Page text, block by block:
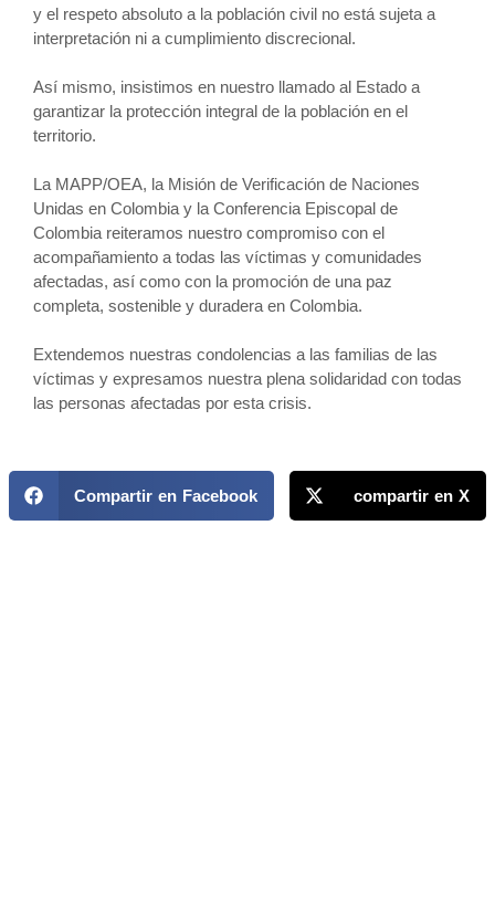
y el respeto absoluto a la población civil no está sujeta a
interpretación ni a cumplimiento discrecional.
Así mismo, insistimos en nuestro llamado al Estado a
garantizar la protección integral de la población en el
territorio.
La MAPP/OEA, la Misión de Verificación de Naciones
Unidas en Colombia y la Conferencia Episcopal de
Colombia reiteramos nuestro compromiso con el
acompañamiento a todas las víctimas y comunidades
afectadas, así como con la promoción de una paz
completa, sostenible y duradera en Colombia.
Extendemos nuestras condolencias a las familias de las
víctimas y expresamos nuestra plena solidaridad con todas
las personas afectadas por esta crisis.
Compartir en Facebook compartir en X